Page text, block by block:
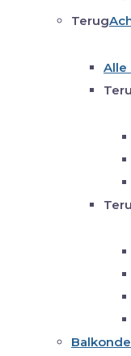
Terug
Alle